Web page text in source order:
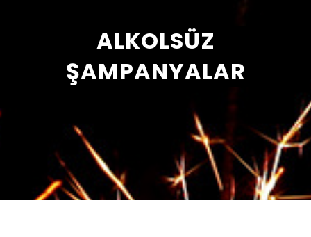
ALKOLSÜZ
ŞAMPANYALAR